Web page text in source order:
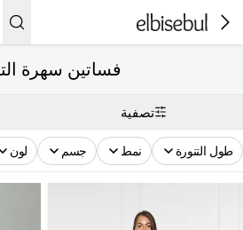
فساتين سهرة
تصفية
طول التنورة نمط جسم لون